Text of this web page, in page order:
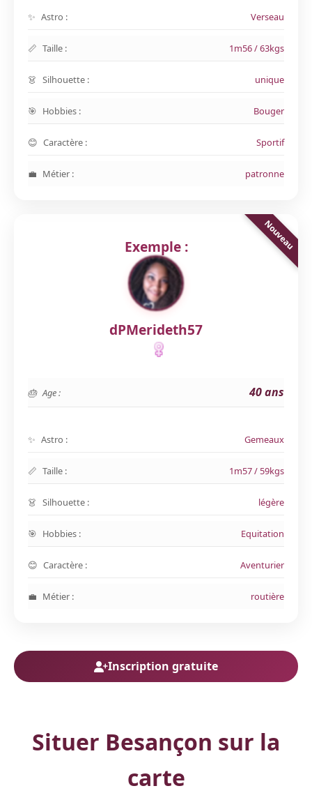
Astro : Verseau
Taille : 1m56 / 63kgs
Silhouette : unique
Hobbies : Bouger
Caractère : Sportif
Métier : patronne
Exemple :
dPMerideth57
Age : 40 ans
Astro : Gemeaux
Taille : 1m57 / 59kgs
Silhouette : légère
Hobbies : Equitation
Caractère : Aventurier
Métier : routière
Inscription gratuite
Situer Besançon sur la
carte